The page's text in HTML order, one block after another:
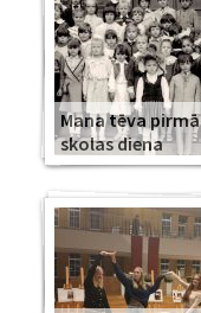
Mana tēva pirmā
skolas diena